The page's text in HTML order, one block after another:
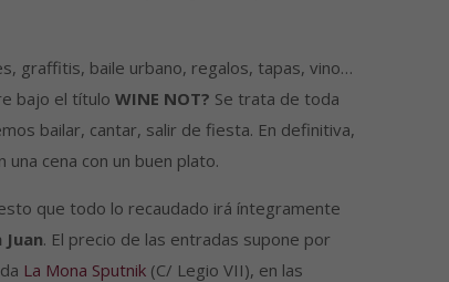
graffitis, baile urbano, regalos, tapas, vino…
bajo el título WINE NOT? Se trata de toda
bailar, cantar, salir de fiesta. En definitiva,
cena con un buen plato.
que todo lo recaudado irá íntegramente
. El precio de las entradas supone por
La Mona Sputnik(C/ Legio VII), en las